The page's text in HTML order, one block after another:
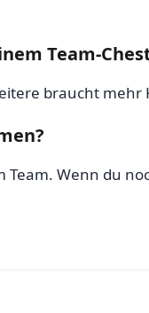
Team-
braucht mehr
Team. Wenn du